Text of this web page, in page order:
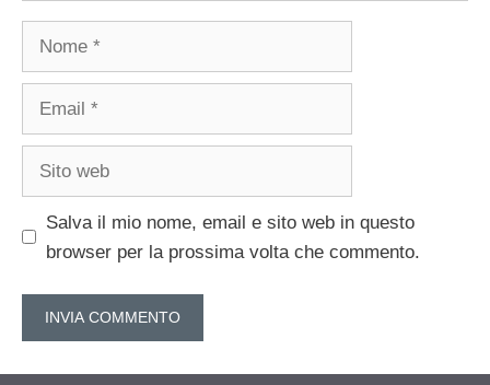
Salva il mio nome, email e sito web in questo
browser per la prossima volta che commento.